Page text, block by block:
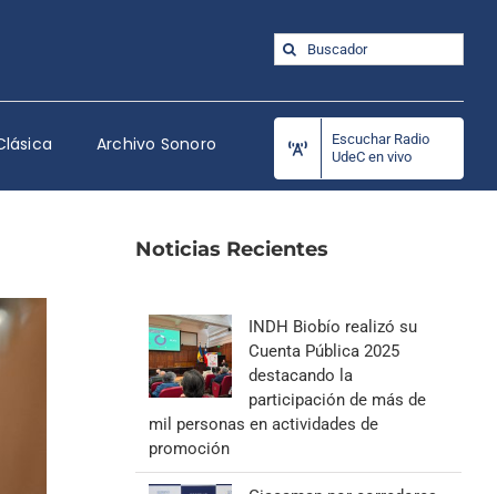
Buscar:
Archivo Sonoro
Escuchar Radio
UdeC en vivo
Noticias Recientes
INDH Biobío realizó su
Cuenta Pública 2025
destacando la
participación de más de
mil personas en actividades de
promoción